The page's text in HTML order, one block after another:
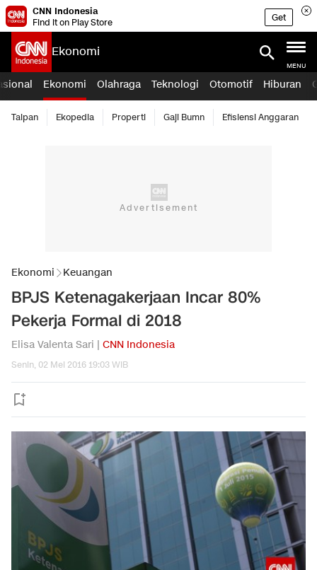
CNN Indonesia
Find it on Play Store
Get
Ekonomi
MENU
Ekonomi Olahraga Teknologi Otomotif Hiburan
Taipan Ekopedia Properti Gaji Bumn Efisiensi Anggaran
Ekonomi Keuangan
BPJS Ketenagakerjaan Incar 80%
Pekerja Formal di 2018
Elisa Valenta Sari | CNN Indonesia
Senin, 02 Mei 2016 19:03 WIB